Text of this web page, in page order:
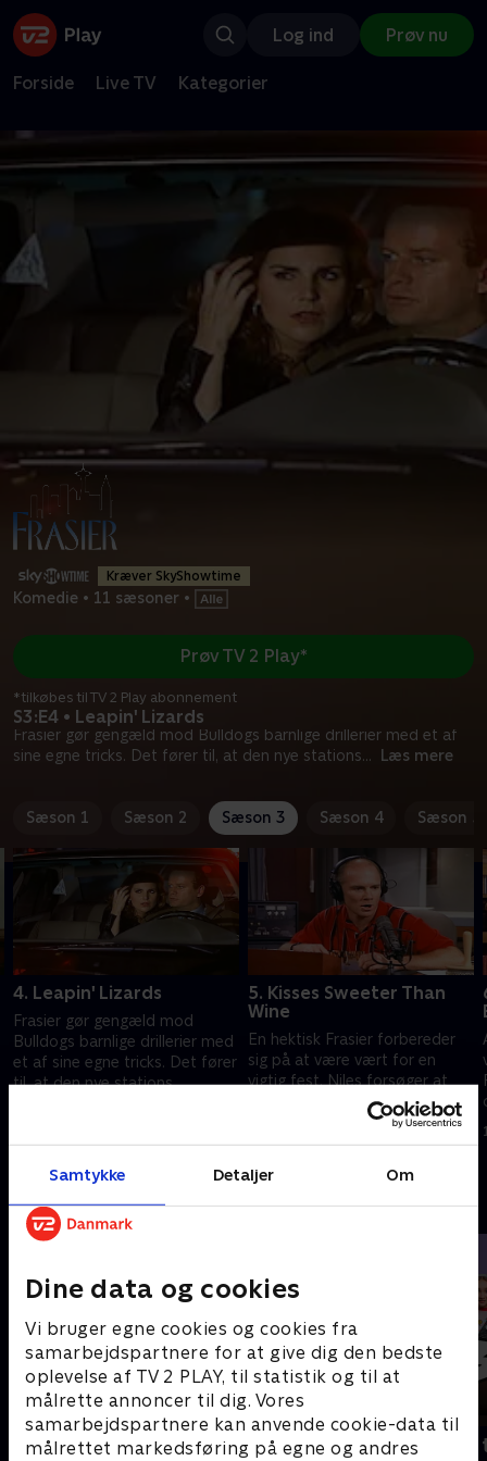
Samtykke Detaljer Om
Dine data og cookies
Vi bruger egne cookies og cookies fra
samarbejdspartnere for at give dig den bedste
oplevelse af TV 2 PLAY, til statistik og til at
målrette annoncer til dig. Vores
samarbejdspartnere kan anvende cookie-data til
målrettet markedsføring på egne og andres
Log ind Prøv nu
Forside Live TV Kategorier
Kræver SkyShowtime
Komedie • 11 sæsoner •
S3:E4 • Leapin' Lizards
Frasier gør gengæld mod Bulldogs barnlige drillerier med et af
sine egne tricks. Det fører til, at den nye stations... Læs mere
Prøv TV 2 Play*
*tilkøbes til TV 2 Play abonnement
Sæson 1 Sæson 2 Sæson 3 Sæson 4 Sæson 5
4. Leapin' Lizards
Frasier gør gengæld mod
Bulldogs barnlige drillerier med
et af sine egne tricks. Det fører
til, at den nye stations
5. Kisses Sweeter Than
Wine
En hektisk Frasier forbereder
sig på at være vært for en
vigtig fest. Niles forsøger at
tale Daphne fra at forfølge en
romance med Frasiers
bygherre.
Andre så også
Robssons (dansk tale) Bert (dansk